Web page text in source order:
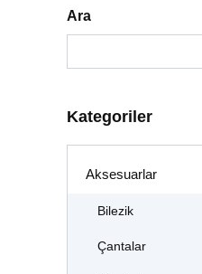
Ara
Kategoriler
Aksesuarlar
Bilezik
Çantalar